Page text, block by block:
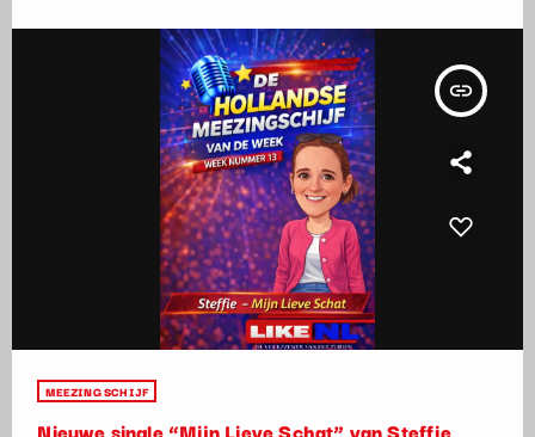
insert_link
MEEZING SCHIJF
Nieuwe single “Mijn Lieve Schat” van Steffie